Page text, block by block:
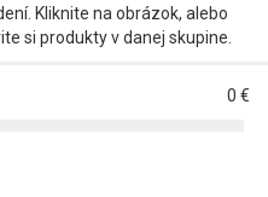
Kliknite na obrázok, alebo
si produkty v danej skupine.
0 €